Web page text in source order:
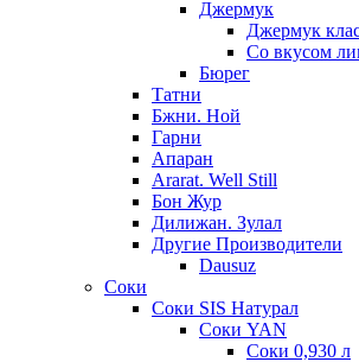
Джермук
Джермук
Со вкусом
Бюрег
Татни
Бжни. Ной
Гарни
Апаран
Ararat. Well Still
Бон Жур
Дилижан. Зулал
Другие Производители
Dausuz
Соки
Соки SIS Натурал
Соки YAN
Соки 0,930 л